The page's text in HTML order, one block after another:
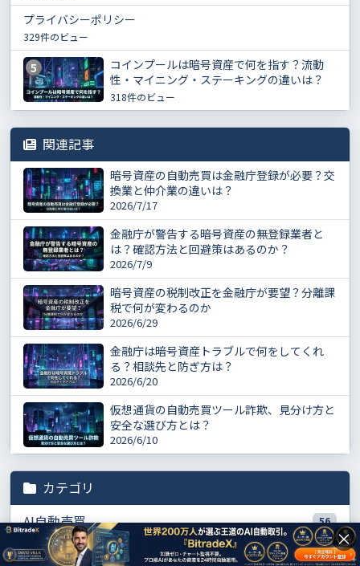
プライバシーポリシー
329件のビュー
5
コインプールは暗号資産で何を指す？流動
性・マイニング・ステーキングの違いは？
318件のビュー
関連記事
暗号資産の自動売買は金融庁登録が必要？交
換業と仲介業の違いは？
2026/7/17
金融庁が警告する暗号資産の無登録業者と
は？確認方法と回避策はあるのか？
2026/7/9
暗号資産の税制改正を金融庁が要望？分離課
税で何が変わるのか
2026/6/29
金融庁は暗号資産トラブルで何をしてくれ
る？相談先と防ぎ方は？
2026/6/20
仮想通貨の自動売買ツール詐欺、見分け方と
安全な選び方とは？
2026/6/10
カテゴリ
AI自動売買
56
実践データ・実績 56
×